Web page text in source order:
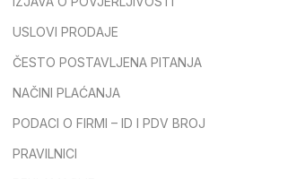
USLOVI PRODAJE
ČESTO POSTAVLJENA PITANJA
NAČINI PLAĆANJA
PODACI O FIRMI – ID I PDV BROJ
PRAVILNICI